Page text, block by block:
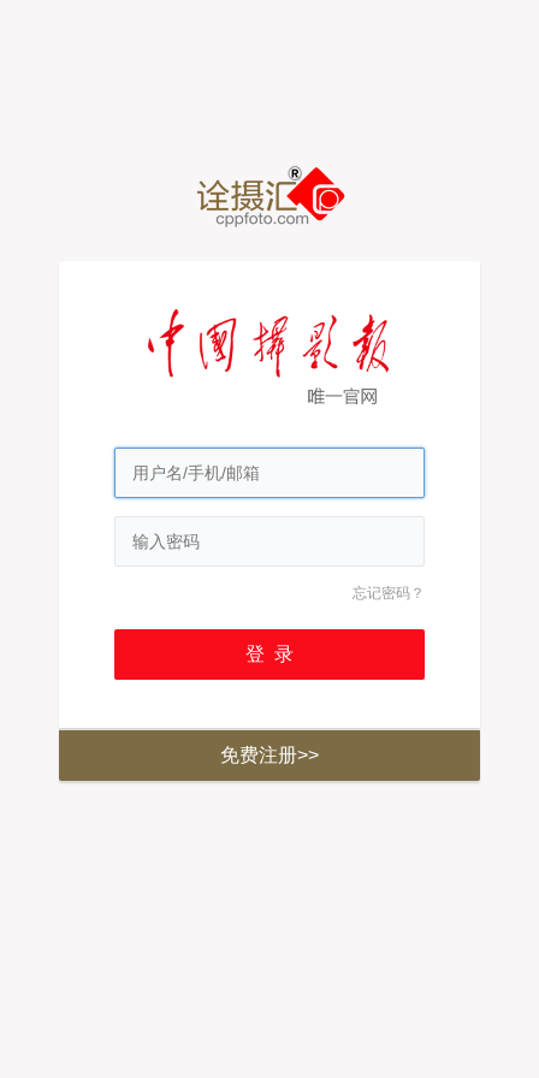
忘记密码？
免费注册>>